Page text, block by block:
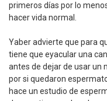
primeros días por lo
hacer vida normal.
Yaber advierte que para
tiene que eyacular una
antes de dejar de usar un
por si quedaron
hace un estudio de